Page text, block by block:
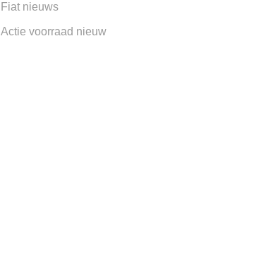
Fiat nieuws
Actie voorraad nieuw